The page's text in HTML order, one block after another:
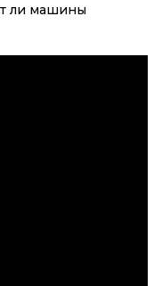
ли машины